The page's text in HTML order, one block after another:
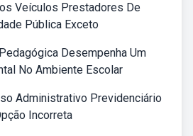
Veículos Prestadores De
Pública Exceto
Desempenha Um
No Ambiente Escolar
Administrativo Previdenciário
Incorreta